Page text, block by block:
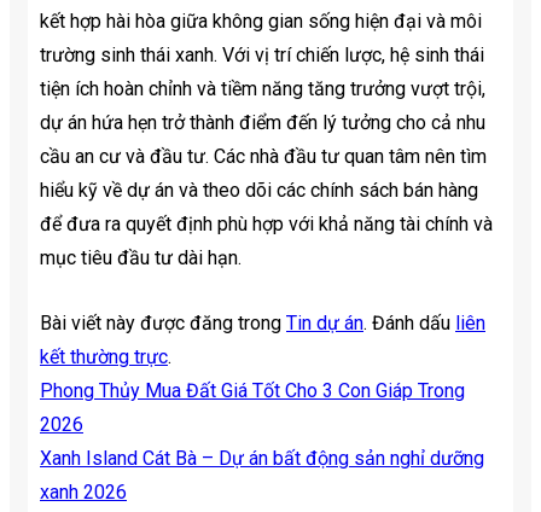
kết hợp hài hòa giữa không gian sống hiện đại và môi
trường sinh thái xanh. Với vị trí chiến lược, hệ sinh thái
tiện ích hoàn chỉnh và tiềm năng tăng trưởng vượt trội,
dự án hứa hẹn trở thành điểm đến lý tưởng cho cả nhu
cầu an cư và đầu tư. Các nhà đầu tư quan tâm nên tìm
hiểu kỹ về dự án và theo dõi các chính sách bán hàng
để đưa ra quyết định phù hợp với khả năng tài chính và
mục tiêu đầu tư dài hạn.
Bài viết này được đăng trong Tin dự án. Đánh dấu liên
kết thường trực.
Phong Thủy Mua Đất Giá Tốt Cho 3 Con Giáp Trong
2026
Xanh Island Cát Bà – Dự án bất động sản nghỉ dưỡng
xanh 2026